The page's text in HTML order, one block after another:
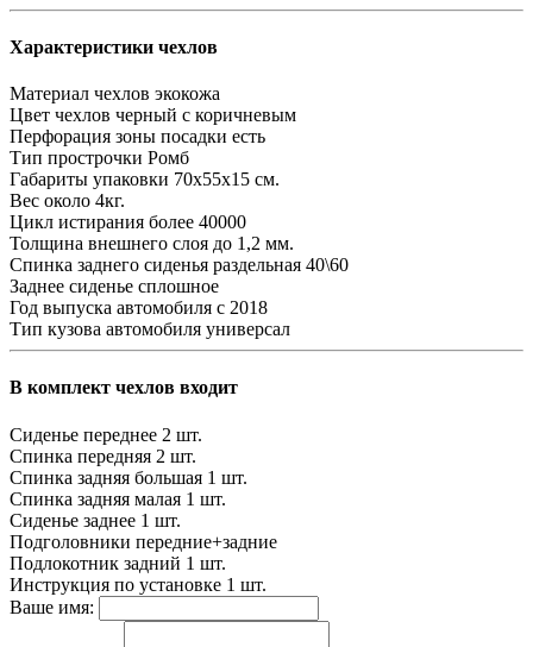
Характеристики чехлов
Материал чехлов экокожа
Цвет чехлов черный с коричневым
Перфорация зоны посадки есть
Тип прострочки Ромб
Габариты упаковки 70х55х15 см.
Вес около 4кг.
Цикл истирания более 40000
Толщина внешнего слоя до 1,2 мм.
Спинка заднего сиденья раздельная 40\60
Заднее сиденье сплошное
Год выпуска автомобиля с 2018
Тип кузова автомобиля универсал
В комплект чехлов входит
Сиденье переднее 2 шт.
Спинка передняя 2 шт.
Спинка задняя большая 1 шт.
Спинка задняя малая 1 шт.
Сиденье заднее 1 шт.
Подголовники передние+задние
Подлокотник задний 1 шт.
Инструкция по установке 1 шт.
Ваше имя: